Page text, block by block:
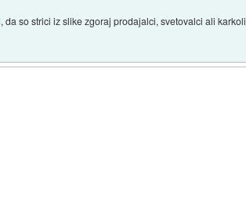
so strici iz slike zgoraj prodajalci, svetovalci ali karkoli